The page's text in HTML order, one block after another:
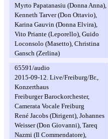
Myrto Papatanasiu (Donna Anna),
Kenneth Tarver (Don Ottavio),
Karina Gauvin (Donna Elvira),
Vito Priante (Leporello), Guido
Loconsolo (Masetto), Christina
Gansch (Zerlina)
65591/audio
2015-09-12. Live/Freiburg/Br.,
Konzerthaus
Freiburger Barockorchester,
Camerata Vocale Freiburg
René Jacobs (Dirigent), Johannes
Weisser (Don Giovanni), Tareq
Nazmi (Il Commendatore),